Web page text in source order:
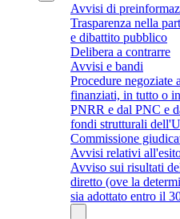
Avvisi di
Trasparenza nella
e dibattito pubblico
Delibera a contrarre
Avvisi e bandi
Procedure
finanziati, in tutto o
PNRR e dal PNC e
fondi strutturali
Commissione
Avvisi relativi
Avviso sui risultati
diretto (ove la
sia adottato entro il